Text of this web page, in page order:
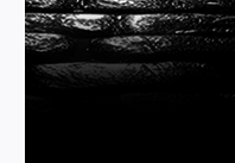
Дом музыки